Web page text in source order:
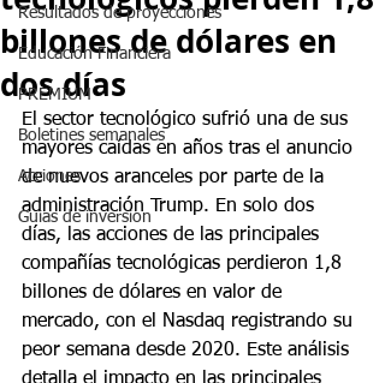
Resultados de proyecciones
Educación Financiera
PREMIUM
Boletines semanales
Acciones
Guias de inversion
billones de dólares en
dos días
El sector tecnológico sufrió una de sus
mayores caídas en años tras el anuncio
de nuevos aranceles por parte de la
administración Trump. En solo dos
días, las acciones de las principales
compañías tecnológicas perdieron 1,8
billones de dólares en valor de
mercado, con el Nasdaq registrando su
peor semana desde 2020. Este análisis